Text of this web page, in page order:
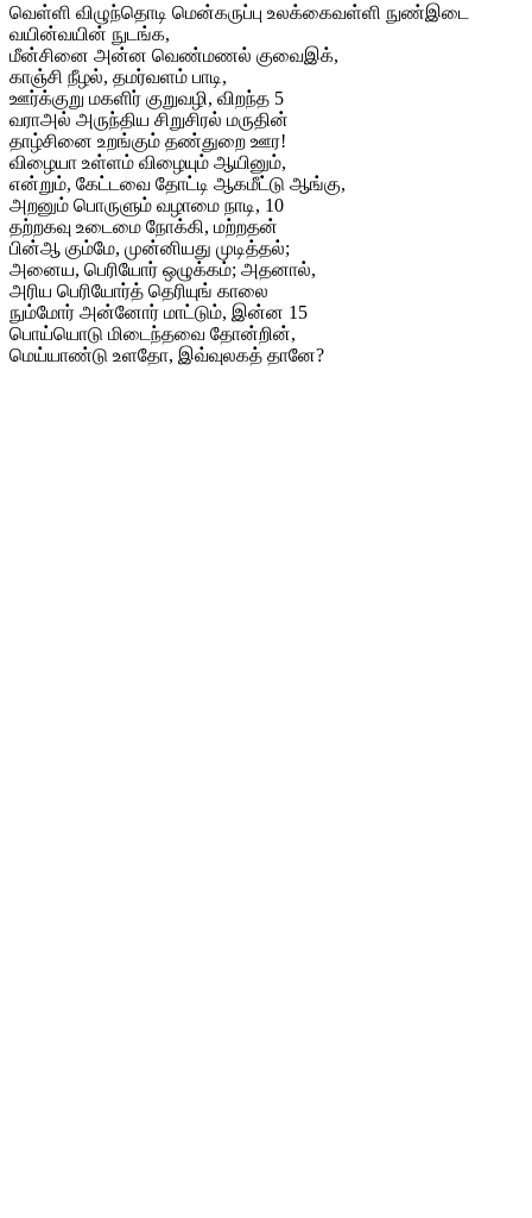
வெள்ளி விழுந்தொடி மென்கருப்பு உலக்கைவள்ளி நுண்இடை
வயின்வயின் நுடங்க,
மீன்சினை அன்ன வெண்மணல் குவைஇக்,
காஞ்சி நீழல், தமர்வளம் பாடி,
ஊர்க்குறு மகளிர் குறுவழி, விறந்த 5
வராஅல் அருந்திய சிறுசிரல் மருதின்
தாழ்சினை உறங்கும் தண்துறை ஊர!
விழையா உள்ளம் விழையும் ஆயினும்,
என்றும், கேட்டவை தோட்டி ஆகமீட்டு ஆங்கு,
அறனும் பொருளும் வழாமை நாடி, 10
தற்றகவு உடைமை நோக்கி, மற்றதன்
பின்ஆ கும்மே, முன்னியது முடித்தல்;
அனைய, பெரியோர் ஒழுக்கம்; அதனால்,
அரிய பெரியோர்த் தெரியுங் காலை
நும்மோர் அன்னோர் மாட்டும், இன்ன 15
பொய்யொடு மிடைந்தவை தோன்றின்,
மெய்யாண்டு உளதோ, இவ்வுலகத் தானே?